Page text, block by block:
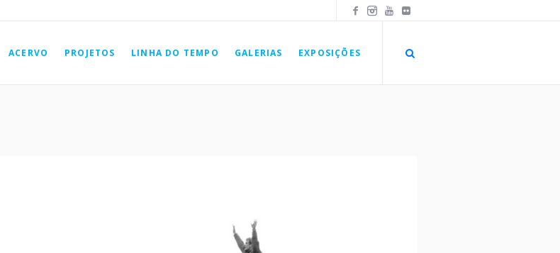
ACERVO PROJETOS LINHA DO TEMPO GALERIAS EXPOSIÇÕES